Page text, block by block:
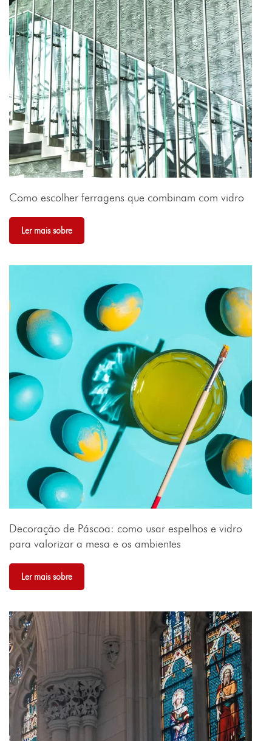
Como escolher ferragens que combinam com vidro
Ler mais sobre
Decoração de Páscoa: como usar espelhos e vidro
para valorizar a mesa e os ambientes
Ler mais sobre